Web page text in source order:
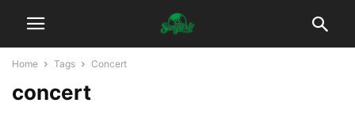
Home Tags Concert
concert